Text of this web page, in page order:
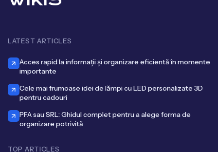
LATEST ARTICLES
Acces rapid la informații și organizare eficientă în momente
importante
Cele mai frumoase idei de lămpi cu LED personalizate 3D
pentru cadouri
PFA sau SRL: Ghidul complet pentru a alege forma de
organizare potrivită
TOP ARTICLES